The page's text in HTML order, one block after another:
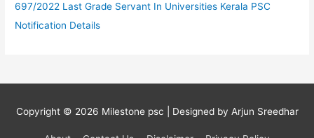
697/2022 Last Grade Servant In Universities Kerala PSC
Notification Details
Copyright © 2026 Milestone psc | Designed by Arjun Sreedhar